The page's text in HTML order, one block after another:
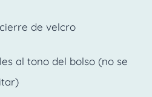
de velcro
al tono del bolso (no se